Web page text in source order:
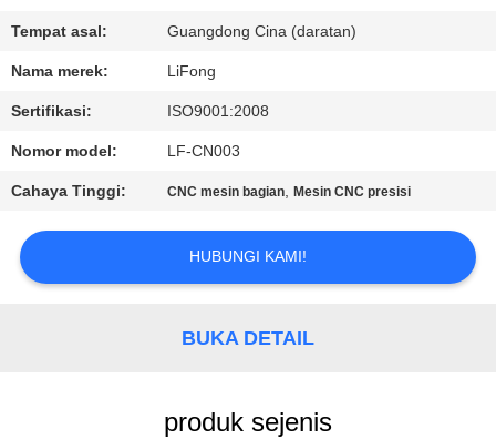
KONTROL
KUALITAS
HUBUNGI
MINTA
KUTIPAN
Tempat asal: Guangdong Cina (daratan)
Nama merek: LiFong
Sertifikasi: ISO9001:2008
Nomor model: LF-CN003
Cahaya Tinggi: CNC mesin bagian,Mesin CNC presisi
HUBUNGI KAMI!
BUKA DETAIL
produk sejenis